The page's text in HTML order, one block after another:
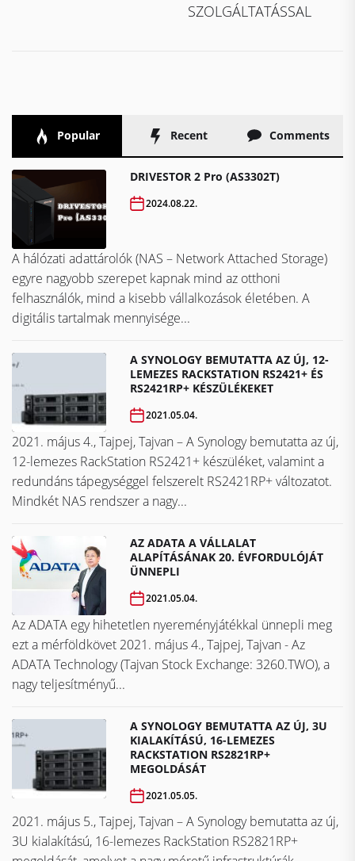
SZOLGÁLTATÁSSAL
Popular Recent Comments
DRIVESTOR 2 Pro (AS3302T)
2024.08.22.
A hálózati adattárolók (NAS – Network Attached Storage)
egyre nagyobb szerepet kapnak mind az otthoni
felhasználók, mind a kisebb vállalkozások életében. A
digitális tartalmak mennyisége...
A SYNOLOGY BEMUTATTA AZ ÚJ, 12-
LEMEZES RACKSTATION RS2421+ ÉS
RS2421RP+ KÉSZÜLÉKEKET
2021.05.04.
2021. május 4., Tajpej, Tajvan – A Synology bemutatta az új,
12-lemezes RackStation RS2421+ készüléket, valamint a
redundáns tápegységgel felszerelt RS2421RP+ változatot.
Mindkét NAS rendszer a nagy...
AZ ADATA A VÁLLALAT
ALAPÍTÁSÁNAK 20. ÉVFORDULÓJÁT
ÜNNEPLI
2021.05.04.
Az ADATA egy hihetetlen nyereményjátékkal ünnepli meg
ezt a mérföldkövet ​​​​​​​2021. május 4., Tajpej, Tajvan - Az
ADATA Technology (Tajvan Stock Exchange: 3260.TWO), a
nagy teljesítményű...
A SYNOLOGY BEMUTATTA AZ ÚJ, 3U
KIALAKÍTÁSÚ, 16-LEMEZES
RACKSTATION RS2821RP+
MEGOLDÁSÁT
2021.05.05.
2021. május 5., Tajpej, Tajvan – A Synology bemutatta az új,
3U kialakítású, 16-lemezes RackStation RS2821RP+